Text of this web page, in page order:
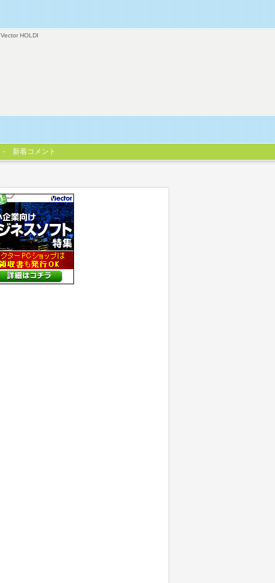
Vector HOLDI
新着コメント